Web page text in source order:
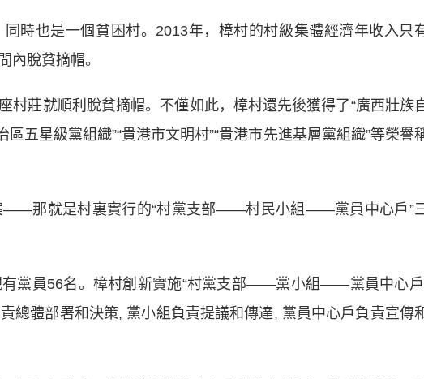
也是一個貧困村。2013年，樟村的村級集體經濟年收入只
內脫貧摘帽。
莊就順利脫貧摘帽。不僅如此，樟村還先後獲得了“廣西壯族
區五星級黨組織”“貴港市文明村”“貴港市先進基層黨組織”等榮譽
那就是村裏實行的“村黨支部——村民小組——黨員中心戶”
黨員56名。樟村創新實施“村黨支部——黨小組——黨員中心戶
總體部署和決策, 黨小組負責提議和傳達, 黨員中心戶負責宣傳